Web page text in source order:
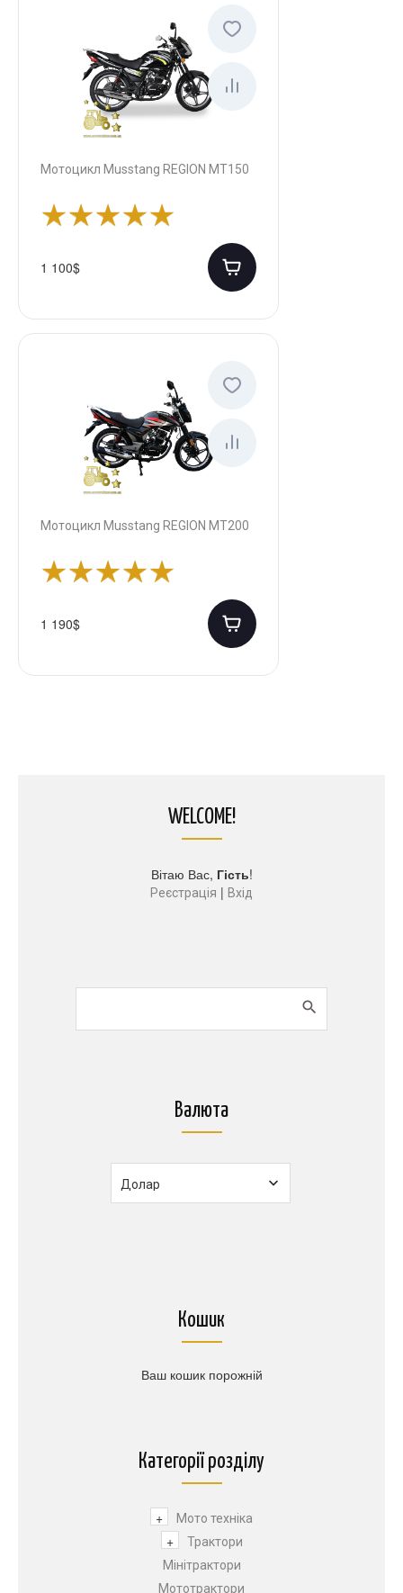
Мотоцикл Musstang REGION MT150
1 100$
Мотоцикл Musstang REGION MT200
1 190$
WELCOME!
Вітаю Вас, Гість!
Реєстрація | Вхід
Валюта
Кошик
Ваш кошик порожній
Категорії розділу
+ Мото техніка
+
Трактори
Мінітрактори
Мототрактори